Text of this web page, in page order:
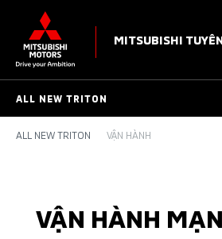
MITSUBISHI
ALL NEW TRITON
ALL NEW TRITON VẬN HÀNH
VẬN HÀNH